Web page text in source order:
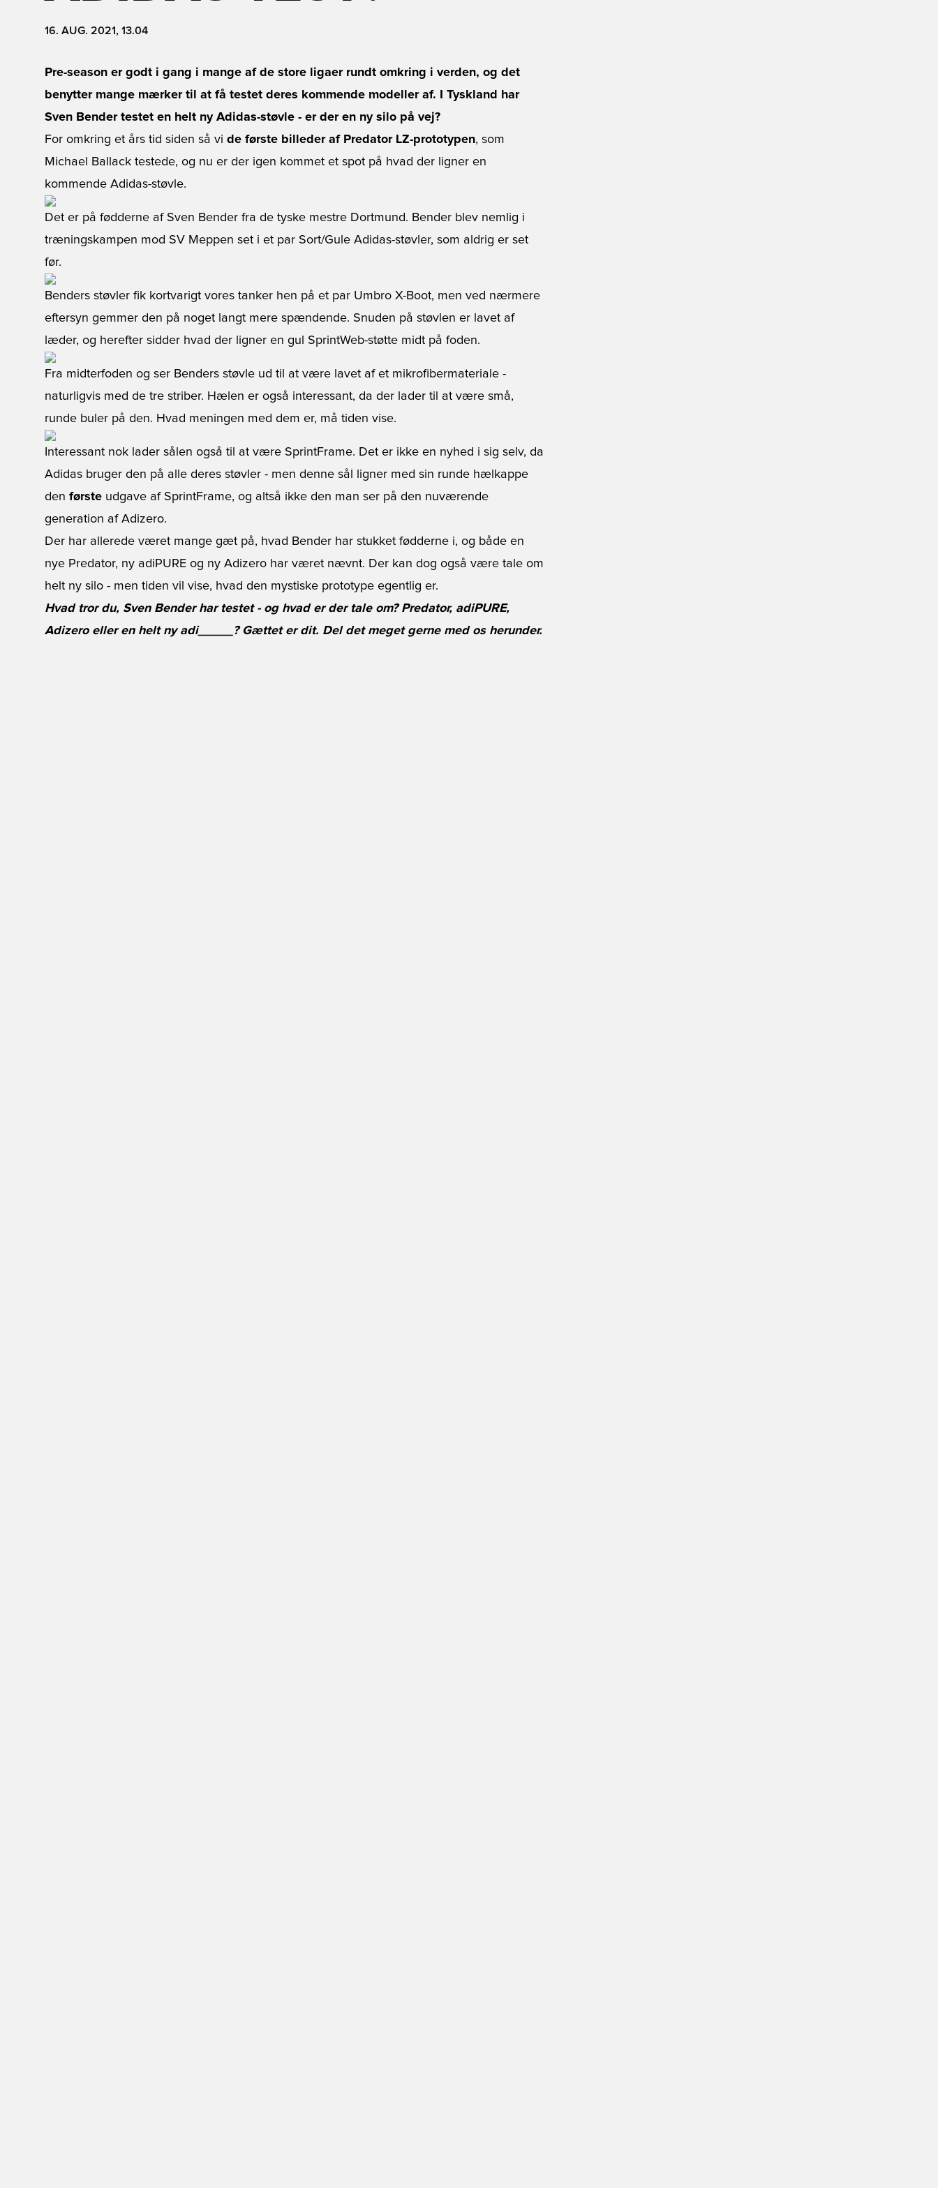
16. AUG. 2021, 13.04
Pre-season er godt i gang i mange af de store ligaer rundt omkring i verden, og det
benytter mange mærker til at få testet deres kommende modeller af. I Tyskland har
Sven Bender testet en helt ny Adidas-støvle - er der en ny silo på vej?
For omkring et års tid siden så vi de første billeder af Predator LZ-prototypen, som
Michael Ballack testede, og nu er der igen kommet et spot på hvad der ligner en
kommende Adidas-støvle.
Det er på fødderne af Sven Bender fra de tyske mestre Dortmund. Bender blev nemlig i
træningskampen mod SV Meppen set i et par Sort/Gule Adidas-støvler, som aldrig er set
før.
Benders støvler fik kortvarigt vores tanker hen på et par Umbro X-Boot, men ved nærmere
eftersyn gemmer den på noget langt mere spændende. Snuden på støvlen er lavet af
læder, og herefter sidder hvad der ligner en gul SprintWeb-støtte midt på foden.
Fra midterfoden og ser Benders støvle ud til at være lavet af et mikrofibermateriale -
naturligvis med de tre striber. Hælen er også interessant, da der lader til at være små,
runde buler på den. Hvad meningen med dem er, må tiden vise.
Interessant nok lader sålen også til at være SprintFrame. Det er ikke en nyhed i sig selv, da
Adidas bruger den på alle deres støvler - men denne sål ligner med sin runde hælkappe
den første udgave af SprintFrame, og altså ikke den man ser på den nuværende
generation af Adizero.
Der har allerede været mange gæt på, hvad Bender har stukket fødderne i, og både en
nye Predator, ny adiPURE og ny Adizero har været nævnt. Der kan dog også være tale om
helt ny silo - men tiden vil vise, hvad den mystiske prototype egentlig er.
Hvad tror du, Sven Bender har testet - og hvad er der tale om? Predator, adiPURE,
Adizero eller en helt ny adi_____? Gættet er dit. Del det meget gerne med os herunder.